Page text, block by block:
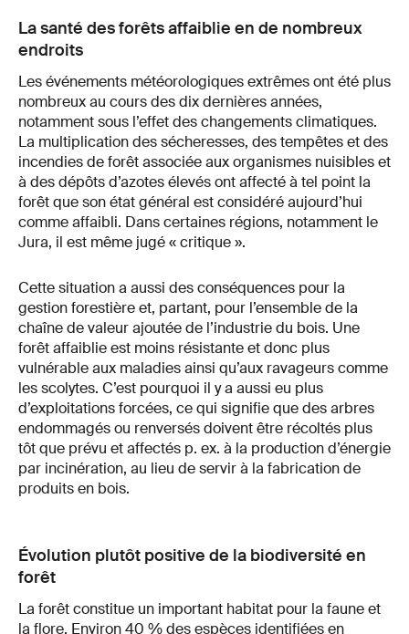
La santé des forêts affaiblie en de nombreux
endroits
Les événements météorologiques extrêmes ont été plus
nombreux au cours des dix dernières années,
notamment sous l’effet des changements climatiques.
La multiplication des sécheresses, des tempêtes et des
incendies de forêt associée aux organismes nuisibles et
à des dépôts d’azotes élevés ont affecté à tel point la
forêt que son état général est considéré aujourd’hui
comme affaibli. Dans certaines régions, notamment le
Jura, il est même jugé « critique ».
Cette situation a aussi des conséquences pour la
gestion forestière et, partant, pour l’ensemble de la
chaîne de valeur ajoutée de l’industrie du bois. Une
forêt affaiblie est moins résistante et donc plus
vulnérable aux maladies ainsi qu’aux ravageurs comme
les scolytes. C’est pourquoi il y a aussi eu plus
d’exploitations forcées, ce qui signifie que des arbres
endommagés ou renversés doivent être récoltés plus
tôt que prévu et affectés p. ex. à la production d’énergie
par incinération, au lieu de servir à la fabrication de
produits en bois.
Évolution plutôt positive de la biodiversité en
forêt
La forêt constitue un important habitat pour la faune et
la flore. Environ 40 % des espèces identifiées en